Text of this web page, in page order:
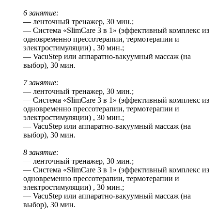
6 занятие:
— ленточный тренажер, 30 мин.;
— Система «SlimCare 3 в 1» (эффективный комплекс из
одновременно прессотерапии, термотерапии и
электростимуляции) , 30 мин.;
— VacuStep или аппаратно-вакуумный массаж (на
выбор), 30 мин.
7 занятие:
— ленточный тренажер, 30 мин.;
— Система «SlimCare 3 в 1» (эффективный комплекс из
одновременно прессотерапии, термотерапии и
электростимуляции) , 30 мин.;
— VacuStep или аппаратно-вакуумный массаж (на
выбор), 30 мин.
8 занятие:
— ленточный тренажер, 30 мин.;
— Система «SlimCare 3 в 1» (эффективный комплекс из
одновременно прессотерапии, термотерапии и
электростимуляции) , 30 мин.;
— VacuStep или аппаратно-вакуумный массаж (на
выбор), 30 мин.